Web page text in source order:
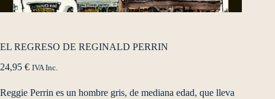
EL REGRESO DE REGINALD PERRIN
24,95 € IVA Inc.
Reggie Perrin es un hombre gris, de mediana edad, que lleva